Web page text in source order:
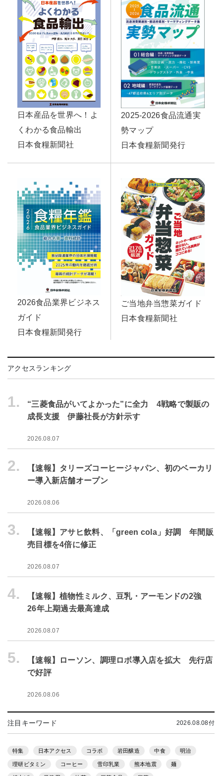
日本産品を世界へ！よ
くわかる食品輸出
日本食糧新聞社
2025-2026食品流通実
勢マップ
日本食糧新聞発行
2026食品業界ビジネス
ガイド
日本食糧新聞発行
ご当地弁当惣菜ガイド
日本食糧新聞社
アクセスランキング
1.
“三菱食品がいてよかった”に全力 4戦略で製販の
成長支援 伊藤社長が方針示す
2026.08.07
2.
【速報】タリーズコーヒージャパン、初のベーカリ
ー導入新店舗オープン
2026.08.06
3.
【速報】アサヒ飲料、「green cola」好調 年間販
売目標を4倍に修正
2026.08.07
4.
【速報】植物性ミルク、豆乳・アーモンドの2強
26年上期過去最高達成
2026.08.07
5.
【速報】ローソン、調理ロボ導入店を拡大 先行店
で好評
2026.08.06
注目キーワード 2026.08.08付
特集 日本アクセス コラボ 岩田醸造 中食 明治
理研ビタミン コーヒー 雪印乳業 熊本地震 麺